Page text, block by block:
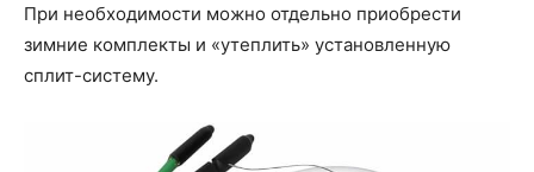
При необходимости можно отдельно приобрести
зимние комплекты и «утеплить» установленную
сплит-систему.